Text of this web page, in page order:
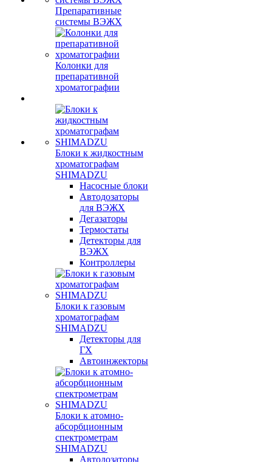
Препаративные
системы ВЭЖХ
Колонки для
препаративной
хроматографии
Блоки к жидкостным
хроматографам
SHIMADZU
Насосные блоки
Автодозаторы
для ВЭЖХ
Дегазаторы
Термостаты
Детекторы для
ВЭЖХ
Контроллеры
Блоки к газовым
хроматографам
SHIMADZU
Детекторы для
ГХ
Автоинжекторы
Блоки к атомно-
абсорбционным
спектрометрам
SHIMADZU
Автодозаторы